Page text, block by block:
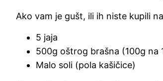
Ako vam je gušt, ili ih niste kupili
5 jaja
500g oštrog brašna (100g na
Malo soli (pola kašičice)